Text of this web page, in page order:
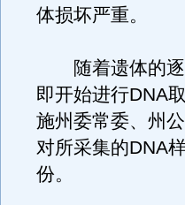
体损坏严重。
随着遗体的逐
即开始进行DNA
施州委常委、州
对所采集的DNA
份。